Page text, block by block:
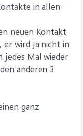
in allen
neuen Kontakt
er wird ja nicht in
jedes Mal wieder
anderen 3
ganz